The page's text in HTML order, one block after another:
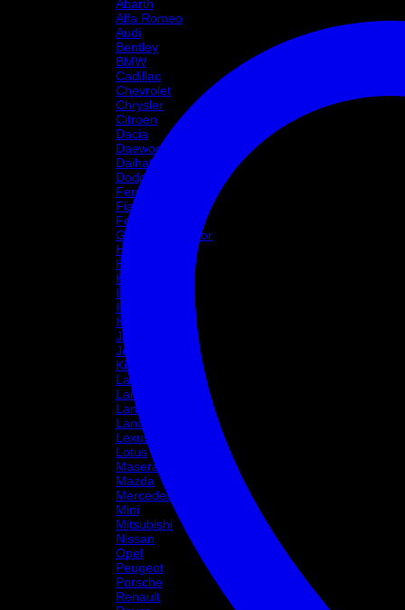
Abarth
Alfa Romeo
Audi
Bentley
BMW
Cadillac
Chevrolet
Chrysler
Citroen
Dacia
Daewoo
Daihatsu
Dodge
Ferrari
Fiat
Ford
Great Wall Motor
Holden
Honda
Hyundai
Infinity
Isuzu
Iveco
Jaguar
Jeep
Kia
Lada
Lamborghini
Lancia
Land Rover
Lexus
Lotus
Maserati
Mazda
Mercedes
Mini
Mitsubishi
Nissan
Opel
Peugeot
Porsche
Renault